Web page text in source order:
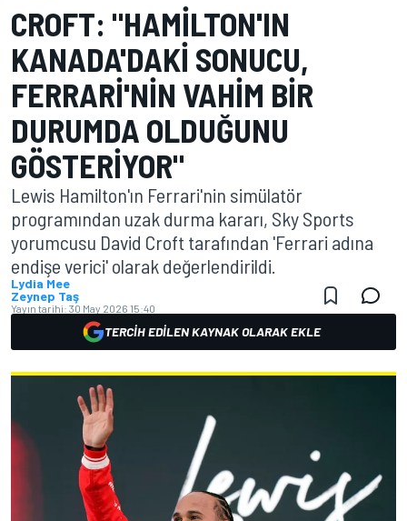
CROFT: "HAMILTON'IN
KANADA'DAKI SONUCU,
FERRARI'NIN VAHIM BIR
DURUMDA OLDUĞUNU
GÖSTERIYOR"
Lewis Hamilton'ın Ferrari'nin simülatör
programından uzak durma kararı, Sky Sports
yorumcusu David Croft tarafından 'Ferrari adına
endişe verici' olarak değerlendirildi.
Lydia Mee
Zeynep Taş
Yayın tarihi: 30 May 2026 15:40
TERCIH EDILEN KAYNAK OLARAK EKLE